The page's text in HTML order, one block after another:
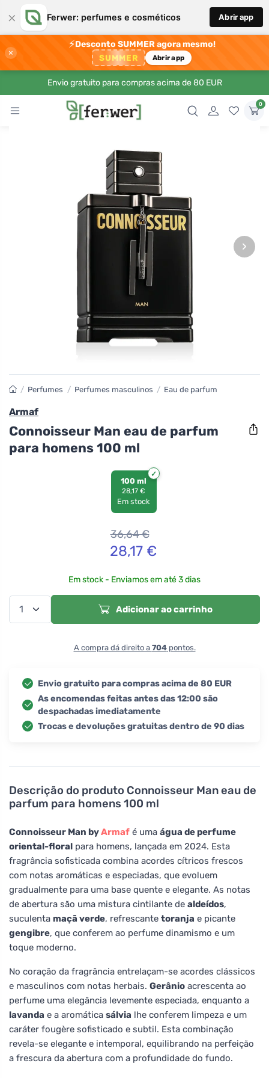
× Ferwer: perfumes e cosméticos Abrir app
×
⚡Desconto SUMMER agora mesmo!
SUMMER Abrir app
Envio gratuito para compras acima de 80 EUR
0
›
Descrição do produto Connoisseur Man eau de
parfum para homens 100 ml
Connoisseur Man byArmaf é uma água de perfume
oriental-floral para homens, lançada em 2024. Esta
fragrância sofisticada combina acordes cítricos frescos
com notas aromáticas e especiadas, que evoluem
gradualmente para uma base quente e elegante. As notas
de abertura são uma mistura cintilante de aldeídos,
suculenta maçã verde, refrescante toranja e picante
gengibre, que conferem ao perfume dinamismo e um
toque moderno.
No coração da fragrância entrelaçam-se acordes clássicos
e masculinos com notas herbais. Gerânio acrescenta ao
perfume uma elegância levemente especiada, enquanto a
lavanda e a aromática sálvia lhe conferem limpeza e um
caráter fougère sofisticado e subtil. Esta combinação
revela-se elegante e intemporal, equilibrando na perfeição
a frescura da abertura com a profundidade do fundo.
/ Perfumes / Perfumes masculinos / Eau de parfum
Armaf
Connoisseur Man eau de parfum
para homens 100 ml
100 ml
28,17 €
Em stock
36,64€
28,17 €
Em stock - Enviamos em até 3 dias
Adicionar ao carrinho
A compra dá direito a 704pontos.
Envio gratuito para compras acima de 80 EUR
As encomendas feitas antes das 12:00 são
despachadas imediatamente
Trocas e devoluções gratuitas dentro de 90 dias